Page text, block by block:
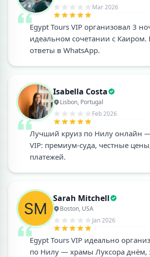
Mar 2026
Egypt Tours VIP организовал 3
идеальном сочетании с Каиром.
ответы в WhatsApp.
Isabella Costa
Lisbon, Portugal
Feb 2026
Лучший круиз по Нилу онлайн
VIP: премиум-суда, честные
платежей.
Sarah Mitchell
Boston, USA
Jan 2026
Egypt Tours VIP идеально
по Нилу — храмы Луксора днём,